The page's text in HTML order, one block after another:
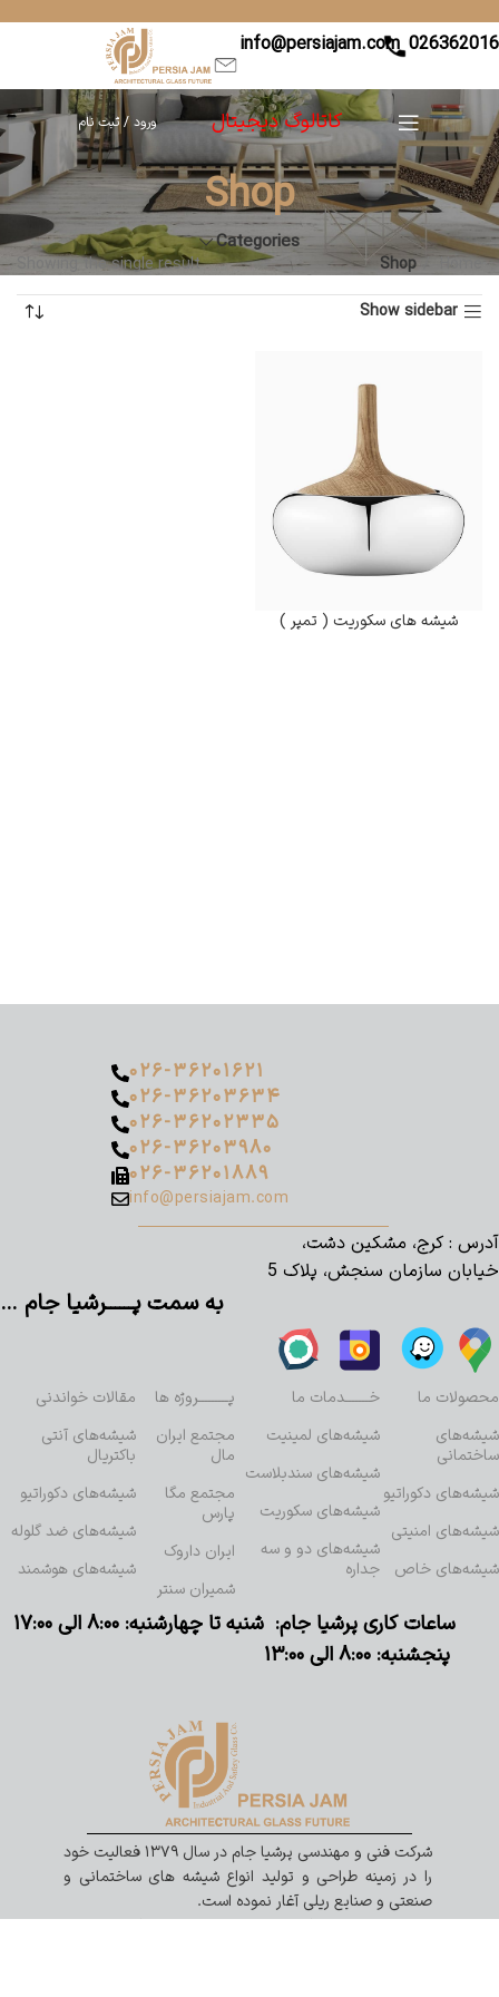
info@persiajam.com
کاتالوگ دیجیتال ورود / ثبت نام
Shop
Categories
Home
Shop
Showing the single result
Show sidebar
شیشه های سکوریت ( تمپر )
۰۲۶-۳۶۲۰۱۶۲۱
۰۲۶-۳۶۲۰۳۶۳۴
۰۲۶-۳۶۲۰۲۳۳۵
۰۲۶-۳۶۲۰۳۹۸۰
۰۲۶-۳۶۲۰۱۸۸۹
info@persiajam.com
آدرس : کرج، مشکین دشت،
خیابان سازمان سنجش، پلاک 5
به سمت پــــــرشیا جام …
محصولات ما
شیشه‌های
ساختمانی
شیشه‌های دکوراتیو
شیشه‌های امنیتی
شیشه‌های خاص
خـــــــدمات ما
شیشه‌های لمینیت
شیشه‌های سندبلاست
شیشه‌های سکوریت
شیشه‌های دو و سه
جداره
پـــــــــروژه ها
مجتمع ایران
مال
مجتمع مگا
پارس
ایران داروک
شمیران سنتر
مقالات خواندنی
شیشه‌های آنتی
باکتریال
شیشه‌های دکوراتیو
شیشه‌های ضد گلوله
شیشه‌های هوشمند
ساعات کاری پرشیا جام: شنبه تا چهارشنبه: ۸:۰۰ الی ۱۷:۰۰
پنجشنبه: ۸:۰۰ الی ۱۳:۰۰
شرکت فنی و مهندسی پرشیا جام در سال ۱۳۷۹ فعالیت خود
را در زمینه طراحی و تولید انواع شیشه های ساختمانی و
صنعتی و صنایع ریلی آغار نموده است.
ما را در شبکه های اجتماعی دنبال کنید